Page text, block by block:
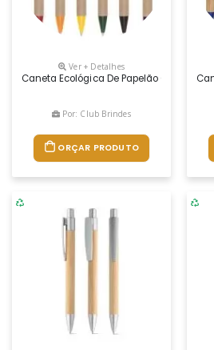
Ver + Detalhes
Caneta Ecológica De Papelão Com
Por: Club Brindes
ORÇAR PRODUTO